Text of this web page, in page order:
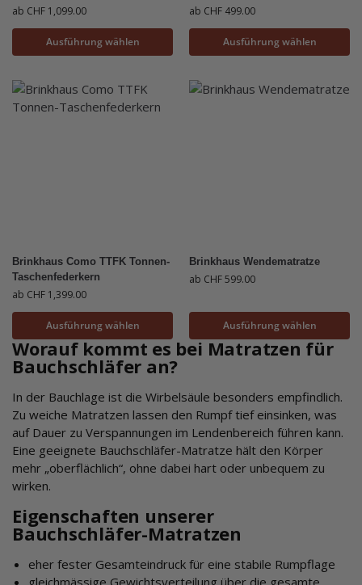
ab CHF 1,099.00
Ausführung wählen
ab CHF 499.00
Ausführung wählen
Brinkhaus Como TTFK Tonnen-
Taschenfederkern
ab CHF 1,399.00
Ausführung wählen
Brinkhaus Wendematratze
ab CHF599.00
Ausführung wählen
Worauf kommt es bei Matratzen für
Bauchschläfer an?
In der Bauchlage ist die Wirbelsäule besonders empfindlich.
Zu weiche Matratzen lassen den Rumpf tief einsinken, was
auf Dauer zu Verspannungen im Lendenbereich führen kann.
Eine geeignete Bauchschläfer-Matratze hält den Körper
mehr „oberflächlich“, ohne dabei hart oder unbequem zu
wirken.
Eigenschaften unserer
Bauchschläfer-Matratzen
eher fester Gesamteindruck für eine stabile Rumpflage
gleichmässige Gewichtsverteilung über die gesamte